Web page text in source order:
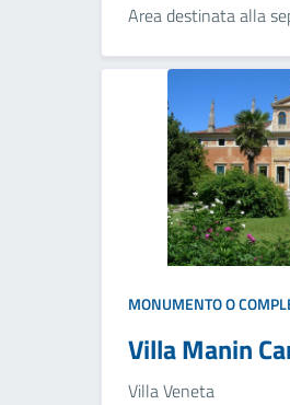
Area destinata alla
MONUMENTO O
Villa Manin
Villa Veneta